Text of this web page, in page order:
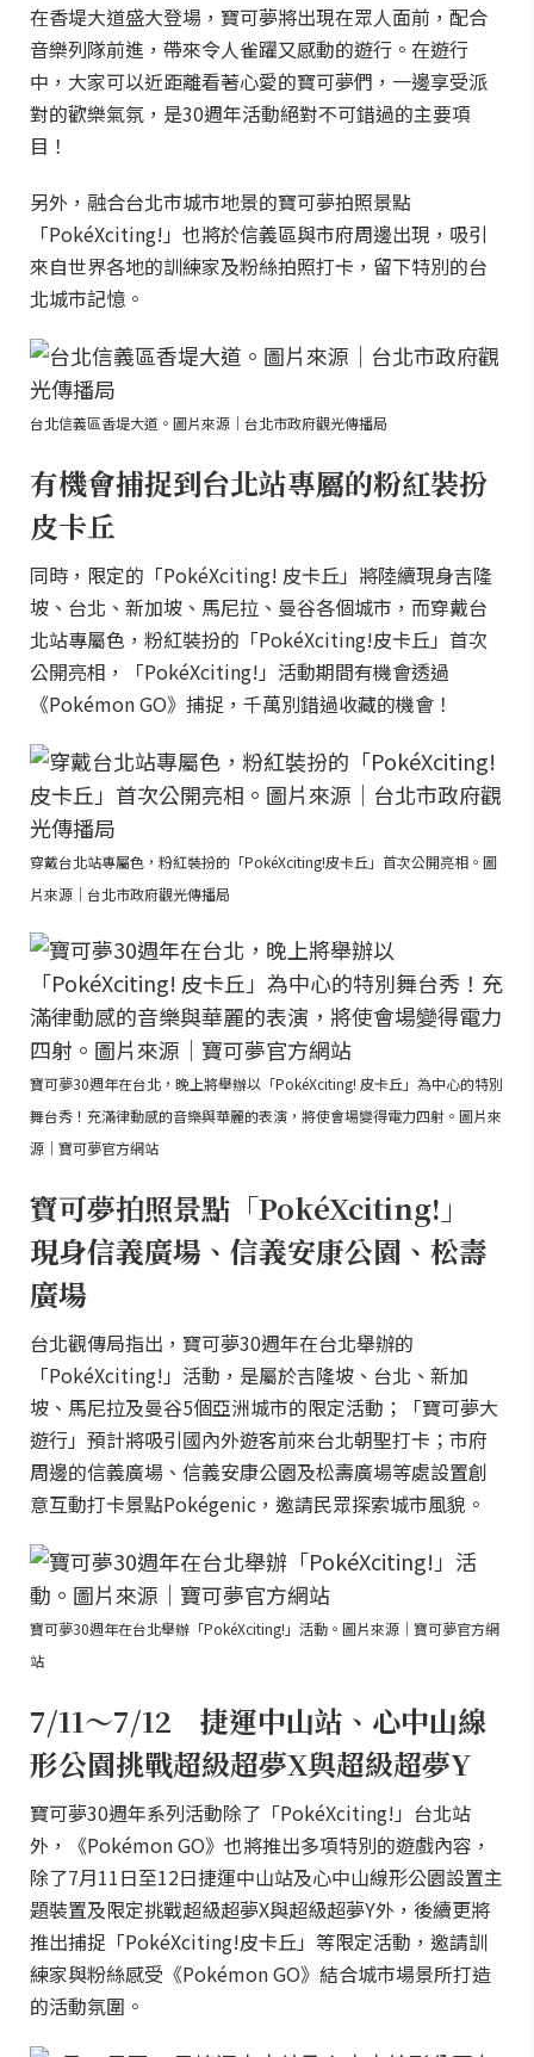
在香堤大道盛大登場，寶可夢將出現在眾人面前，配合
音樂列隊前進，帶來令人雀躍又感動的遊行。在遊行
中，大家可以近距離看著心愛的寶可夢們，一邊享受派
對的歡樂氣氛，是30週年活動絕對不可錯過的主要項
目！
另外，融合台北市城市地景的寶可夢拍照景點
「PokéXciting!」也將於信義區與市府周邊出現，吸引
來自世界各地的訓練家及粉絲拍照打卡，留下特別的台
北城市記憶。
台北信義區香堤大道。圖片來源｜台北市政府觀光傳播局
有機會捕捉到台北站專屬的粉紅裝扮
皮卡丘
同時，限定的「PokéXciting! 皮卡丘」將陸續現身吉隆
坡、台北、新加坡、馬尼拉、曼谷各個城市，而穿戴台
北站專屬色，粉紅裝扮的「PokéXciting!皮卡丘」首次
公開亮相，「PokéXciting!」活動期間有機會透過
《Pokémon GO》捕捉，千萬別錯過收藏的機會！
穿戴台北站專屬色，粉紅裝扮的「PokéXciting!皮卡丘」首次公開亮相。圖
片來源｜台北市政府觀光傳播局
寶可夢30週年在台北，晚上將舉辦以「PokéXciting! 皮卡丘」為中心的特別
舞台秀！充滿律動感的音樂與華麗的表演，將使會場變得電力四射。圖片來
源｜寶可夢官方網站
寶可夢拍照景點「PokéXciting!」
現身信義廣場、信義安康公園、松壽
廣場
台北觀傳局指出，寶可夢30週年在台北舉辦的
「PokéXciting!」活動，是屬於吉隆坡、台北、新加
坡、馬尼拉及曼谷5個亞洲城市的限定活動；「寶可夢大
遊行」預計將吸引國內外遊客前來台北朝聖打卡；市府
周邊的信義廣場、信義安康公園及松壽廣場等處設置創
意互動打卡景點Pokégenic，邀請民眾探索城市風貌。
寶可夢30週年在台北舉辦「PokéXciting!」活動。圖片來源｜寶可夢官方網
站
7/11～7/12 捷運中山站、心中山線
形公園挑戰超級超夢X與超級超夢Y
寶可夢30週年系列活動除了「PokéXciting!」台北站
外，《Pokémon GO》也將推出多項特別的遊戲內容，
除了7月11日至12日捷運中山站及心中山線形公園設置主
題裝置及限定挑戰超級超夢X與超級超夢Y外，後續更將
推出捕捉「PokéXciting!皮卡丘」等限定活動，邀請訓
練家與粉絲感受《Pokémon GO》結合城市場景所打造
的活動氛圍。